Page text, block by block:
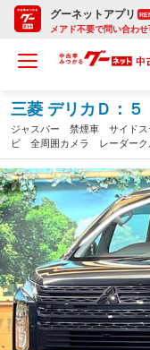
グーネットアプリ
メアド不要で問い合わせ
三菱 デリカＤ：５
ジャスパー 禁煙車 サイド
ビ 全周囲カメラ レーダー
ラインドスポットモニター
ーバックドア ドラレコ ＥＴ